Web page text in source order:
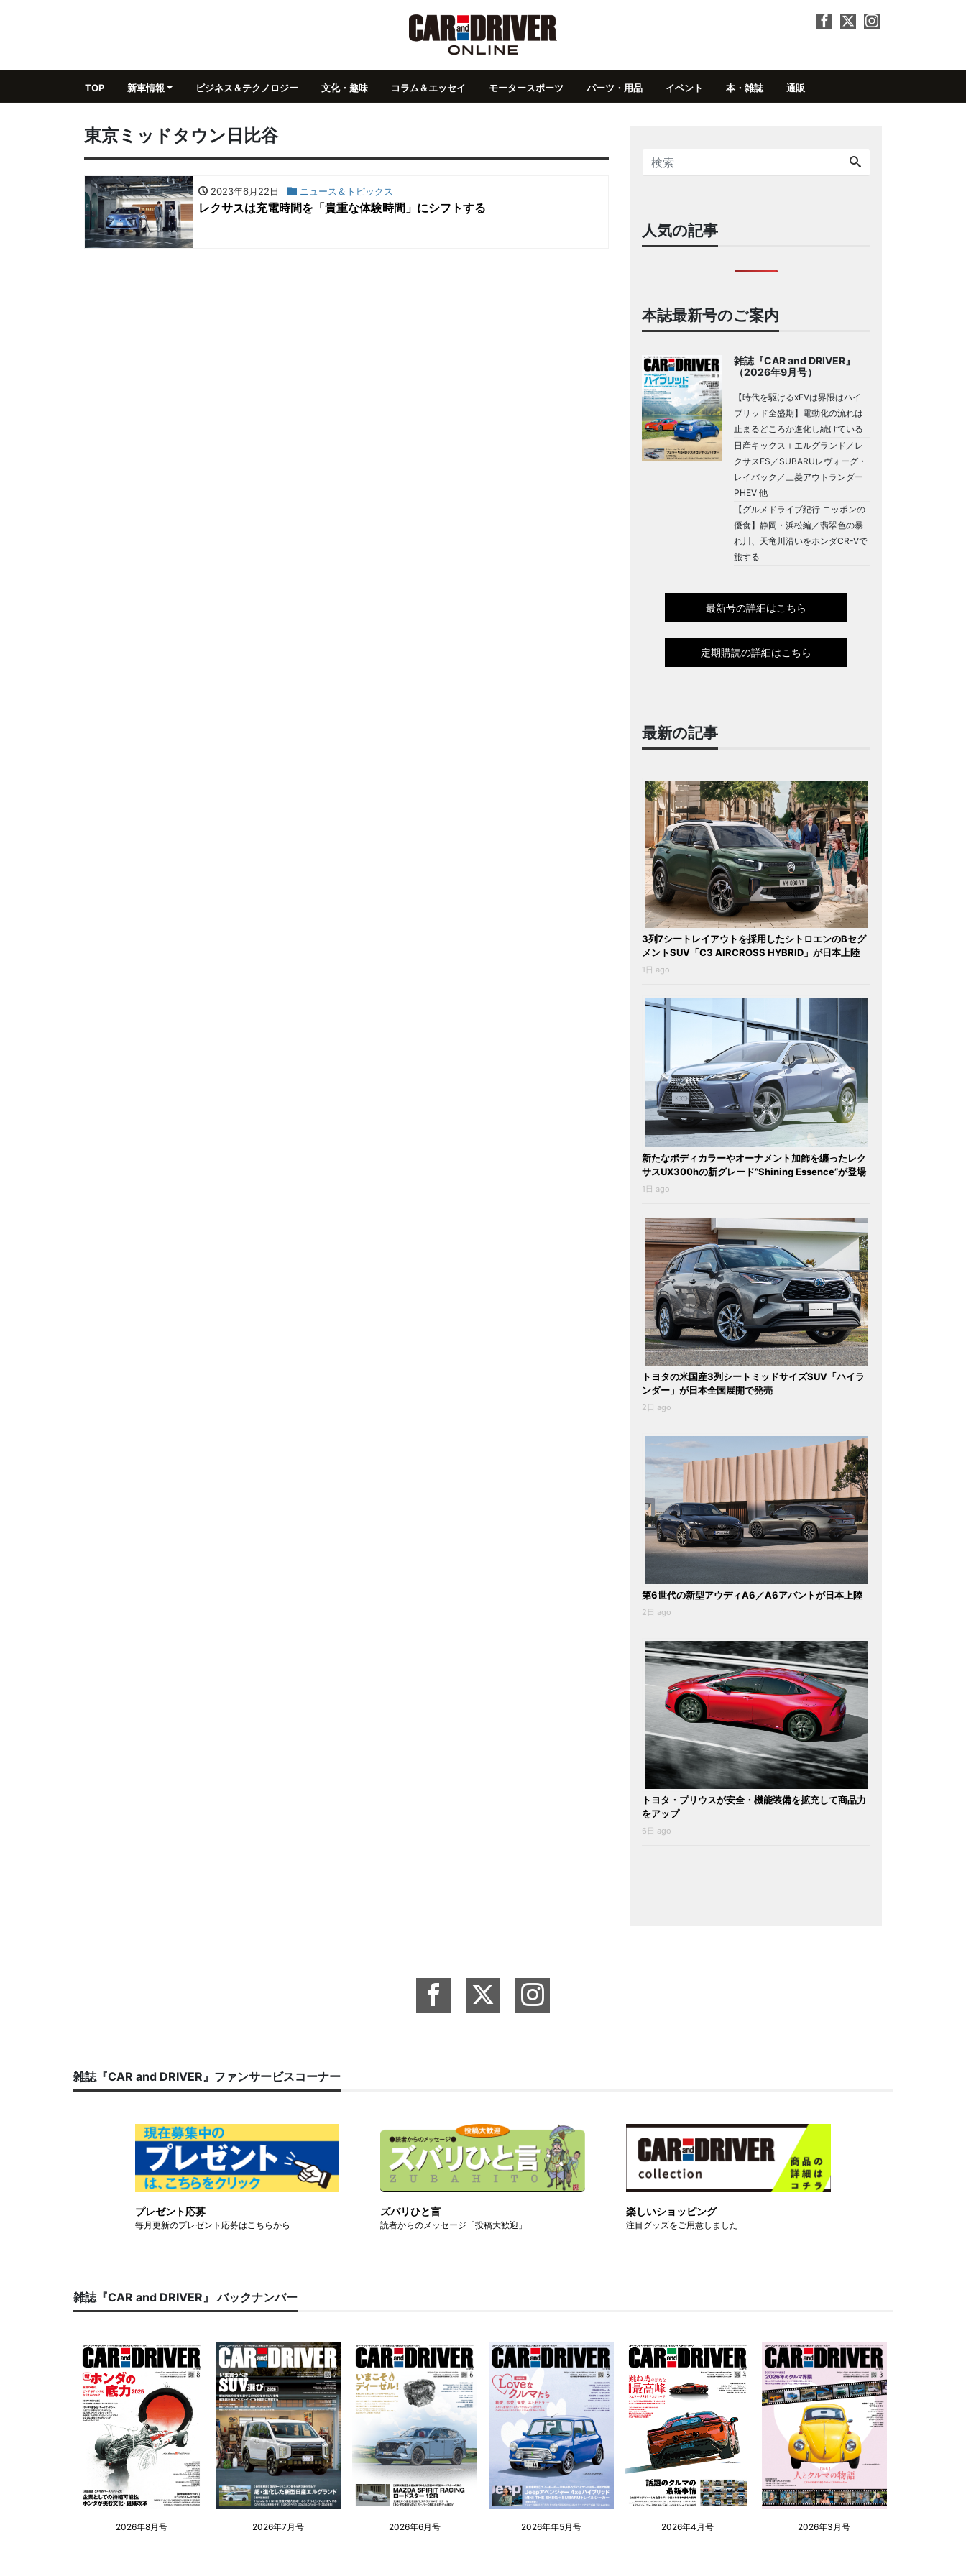
TOP 新車情報 ビジネス＆テクノロジー 文化・趣味 コラム＆エッセイ モータースポーツ パーツ・用品 イベント 本・雑誌 通販
東京ミッドタウン日比谷
2023年6月22日 ニュース＆トピックス
レクサスは充電時間を「貴重な体験時間」にシフトする
人気の記事
本誌最新号のご案内
雑誌『CAR and DRIVER』
（2026年9月号）
【時代を駆けるxEVは界隈はハイ
ブリッド全盛期】電動化の流れは
止まるどころか進化し続けている
日産キックス＋エルグランド／レ
クサスES／SUBARUレヴォーグ・
レイバック／三菱アウトランダー
PHEV 他
【グルメドライブ紀行 ニッポンの
優食】静岡・浜松編／翡翠色の暴
れ川、天竜川沿いをホンダCR-Vで
旅する
最新号の詳細はこちら
定期購読の詳細はこちら
最新の記事
3列7シートレイアウトを採用したシトロエンのBセグ
メントSUV「C3 AIRCROSS HYBRID」が日本上陸
1日 ago
新たなボディカラーやオーナメント加飾を纏ったレク
サスUX300hの新グレード“Shining Essence”が登場
1日 ago
トヨタの米国産3列シートミッドサイズSUV「ハイラ
ンダー」が日本全国展開で発売
2日 ago
第6世代の新型アウディA6／A6アバントが日本上陸
2日 ago
トヨタ・プリウスが安全・機能装備を拡充して商品力
をアップ
6日 ago
雑誌『CAR and DRIVER』ファンサービスコーナー
プレゼント応募
毎月更新のプレゼント応募はこちらから
ズバリひと言
読者からのメッセージ「投稿大歓迎」
楽しいショッピング
注目グッズをご用意しました
雑誌『CAR and DRIVER』 バックナンバー
2026年8月号 2026年7月号 2026年6月号 2026年年5月号 2026年4月号 2026年3月号